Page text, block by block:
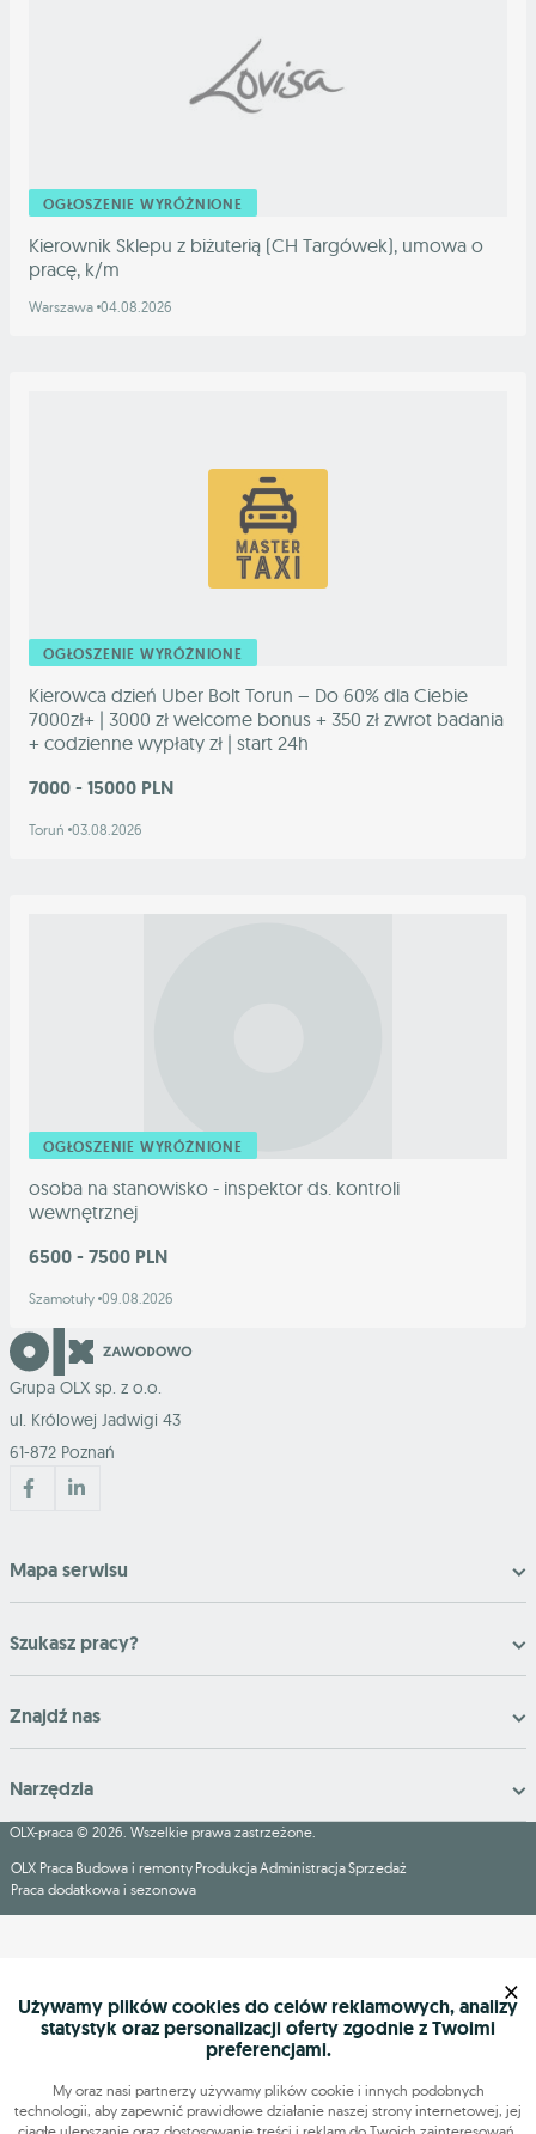
OGŁOSZENIE WYRÓŻNIONE
Kierownik Sklepu z biżuterią (CH Targówek), umowa o
pracę, k/m
Warszawa 04.08.2026
OGŁOSZENIE WYRÓŻNIONE
Kierowca dzień Uber Bolt Torun – Do 60% dla Ciebie
7000zł+ | 3000 zł welcome bonus + 350 zł zwrot badania
+ codzienne wypłaty zł | start 24h
7000 - 15000 PLN
Toruń 03.08.2026
OGŁOSZENIE WYRÓŻNIONE
osoba na stanowisko - inspektor ds. kontroli
wewnętrznej
6500 - 7500 PLN
Szamotuły 09.08.2026
Grupa OLX sp. z o.o.
ul. Królowej Jadwigi 43
61-872 Poznań
Mapa serwisu
Szukasz pracy?
Znajdź nas
Narzędzia
OLX-praca © 2026. Wszelkie prawa zastrzeżone.
OLX Praca Budowa i remonty ProdukcjaAdministracjaSprzedaż
Praca dodatkowa i sezonowa
Używamy plików cookies do celów reklamowych, analizy
statystyk oraz personalizacji oferty zgodnie z Twoimi
preferencjami.
My oraz nasi partnerzy używamy plików cookie i innych podobnych
technologii, aby zapewnić prawidłowe działanie naszej strony internetowej, jej
×